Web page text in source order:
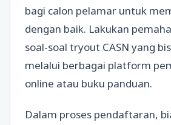
bagi calon pelamar untuk
dengan baik. Lakukan
soal-soal tryout CASN yang
melalui berbagai platform
online atau buku panduan.
Dalam proses pendaftaran,